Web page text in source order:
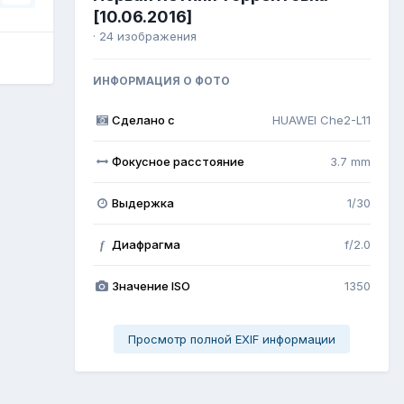
[10.06.2016]
· 24 изображения
ИНФОРМАЦИЯ О ФОТО
Сделано с HUAWEI Che2-L11
Фокусное расстояние 3.7 mm
Выдержка 1/30
f Диафрагма f/2.0
Значение ISO 1350
Просмотр полной EXIF информации